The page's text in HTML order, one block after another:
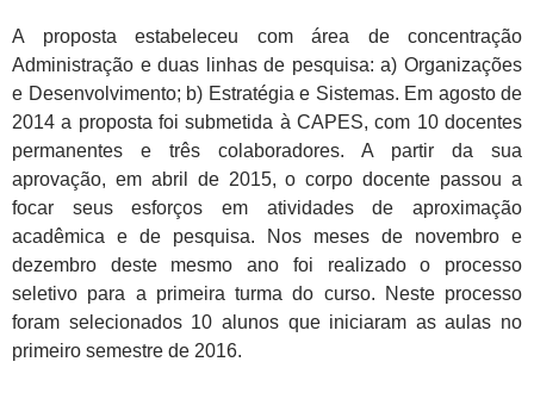
A proposta estabeleceu com área de concentração
Administração e duas linhas de pesquisa: a) Organizações
e Desenvolvimento; b) Estratégia e Sistemas. Em agosto de
2014 a proposta foi submetida à CAPES, com 10 docentes
permanentes e três colaboradores. A partir da sua
aprovação, em abril de 2015, o corpo docente passou a
focar seus esforços em atividades de aproximação
acadêmica e de pesquisa. Nos meses de novembro e
dezembro deste mesmo ano foi realizado o processo
seletivo para a primeira turma do curso. Neste processo
foram selecionados 10 alunos que iniciaram as aulas no
primeiro semestre de 2016.